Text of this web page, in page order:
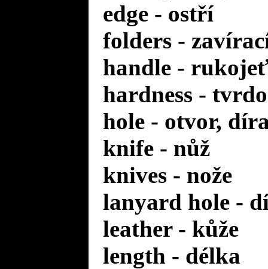
edge - ostří
folders -
handle -
hardness -
hole - otvor,
knife - nůž
knives - nože
lanyard hole -
leather - kůže
length - délka